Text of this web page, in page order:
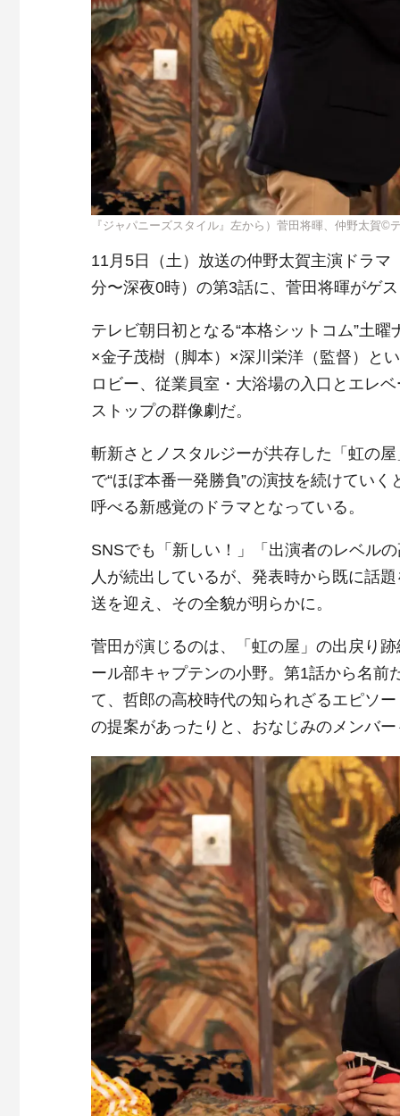
『ジャパニーズスタイル』左から）菅田将暉、仲野太賀©
11月5日（土）放送の仲野太賀主演ドラ
分〜深夜0時）の第3話に、菅田将暉がゲ
テレビ朝日初となる“本格シットコム”土
×金子茂樹（脚本）×深川栄洋（監督）と
ロビー、従業員室・大浴場の入口とエレ
ストップの群像劇だ。
斬新さとノスタルジーが共存した「虹の
で“ほぼ本番一発勝負”の演技を続けてい
呼べる新感覚のドラマとなっている。
SNSでも「新しい！」「出演者のレベル
人が続出しているが、発表時から既に話
送を迎え、その全貌が明らかに。
菅田が演じるのは、「虹の屋」の出戻り
ール部キャプテンの小野。第1話から名前
て、哲郎の高校時代の知られざるエピソ
の提案があったりと、おなじみのメンバ